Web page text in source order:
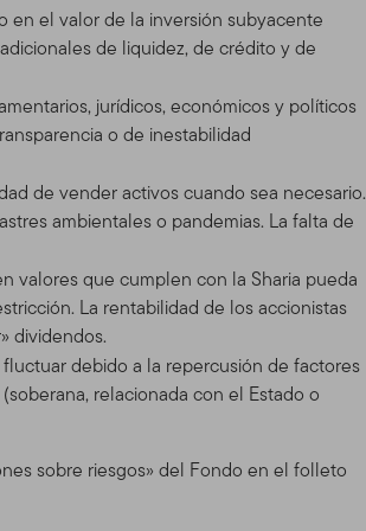
el valor de la inversión subyacente
de liquidez, de crédito y de
jurídicos, económicos y políticos
o de inestabilidad
de vender activos cuando sea necesario.
ambientales o pandemias. La falta de
valores que cumplen con la Sharia pueda
La rentabilidad de los accionistas
dividendos.
debido a la repercusión de factores
relacionada con el Estado o
sobre riesgos» del Fondo en el folleto
está regulado por la
reserva del derecho de
las Condiciones de Uso
Advisors
Franklin Templeton (en
operando como
provee servicios de
Franklin, Templeton y
separadas.
asesores